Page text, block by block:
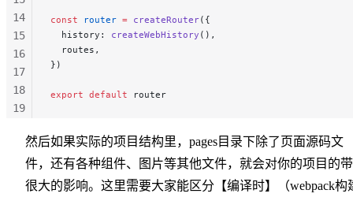
const router = createRouter({
  history:
createWebHistory (),
  routes,
})
export default router
14
15
16
17
18
19
然后如果实际的项目结构里，pages目录下除了页面源码文
件，还有各种组件、图片等其他文件，就会对你的项目的
很大的影响。这里需要大家能区分【编译时】（webpack构